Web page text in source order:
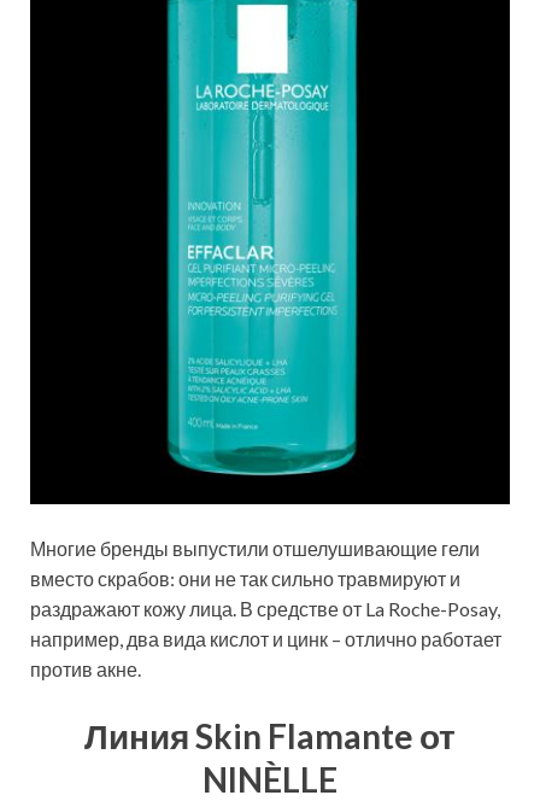
Многие бренды выпустили отшелушивающие гели
вместо скрабов: они не так сильно травмируют и
раздражают кожу лица. В средстве от La Roche-Posay,
например, два вида кислот и цинк – отлично работает
против акне.
Линия Skin Flamante от
NINÈLLE